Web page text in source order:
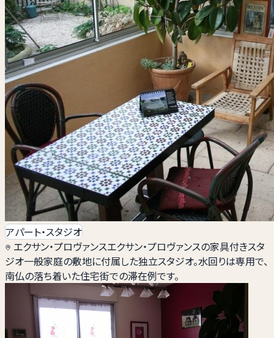
アパート・スタジオ
エクサン・プロヴァンスエクサン・プロヴァンスの家具付きスタ
ジオ一般家庭の敷地に付属した独立スタジオ。水回りは専用で、
南仏の落ち着いた住宅街での滞在例です。